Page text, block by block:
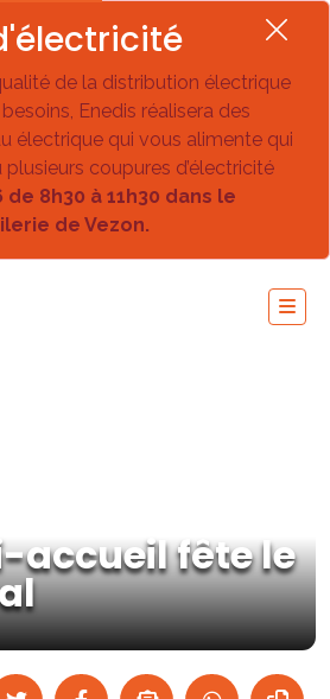
de la distribution électrique
Enedis réalisera des
électrique qui vous alimente qui
coupures d’électricité
8h30 à 11h30 dans le
de Vezon.
accueil fête le